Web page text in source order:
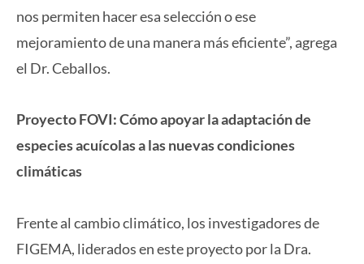
nos permiten hacer esa selección o ese
mejoramiento de una manera más eficiente”, agrega
el Dr. Ceballos.
Proyecto FOVI: Cómo apoyar la adaptación de
especies acuícolas a las nuevas condiciones
climáticas
Frente al cambio climático, los investigadores de
FIGEMA, liderados en este proyecto por la Dra.